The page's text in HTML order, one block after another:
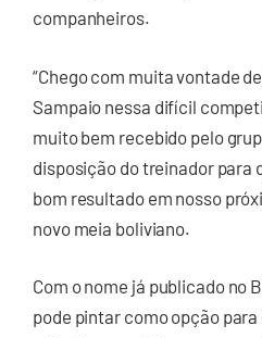
companheiros.
“Chego com muita vontade
Sampaio nessa difícil
muito bem recebido pelo
disposição do treinador para
bom resultado em nosso
novo meia boliviano.
Com o nome já publicado no
pode pintar como opção